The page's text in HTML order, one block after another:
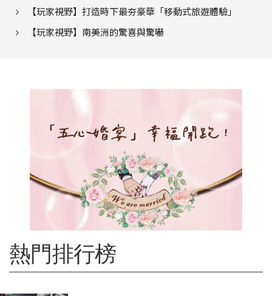
【玩家視野】打造時下最夯豪華「移動式旅遊體驗」
【玩家視野】南美洲的驚喜與驚嚇
熱門排行榜